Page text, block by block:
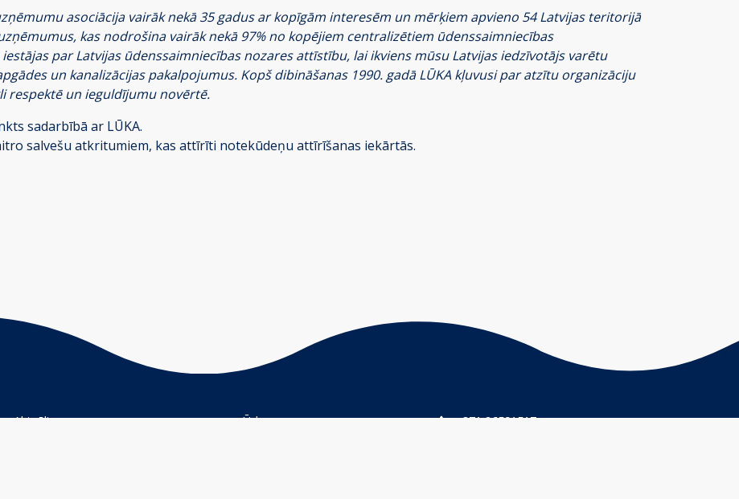
asociācija vairāk nekā 35 gadus ar kopīgām interesēm un mērķiem apvieno 54 Latvijas teritorijā
kas nodrošina vairāk nekā 97% no kopējiem centralizētiem ūdenssaimniecības
par Latvijas ūdenssaimniecības nozares attīstību, lai ikviens mūsu Latvijas iedzīvotājs varētu
un kanalizācijas pakalpojumus. Kopš dibināšanas 1990. gadā LŪKA kļuvusi par atzītu organizāciju
respektē un ieguldījumu novērtē.
sadarbībā ar LŪKA.
salvešu atkritumiem, kas attīrīti notekūdeņu attīrīšanas iekārtās.
Aktuāli
Ūdens nozare
+371 26591517